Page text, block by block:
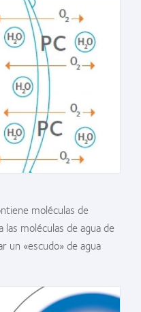
moléculas de
moléculas de agua de
un «escudo» de agua